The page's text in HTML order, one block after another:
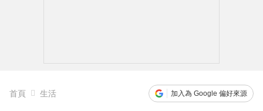
首頁 生活 加入為 Google 偏好來源